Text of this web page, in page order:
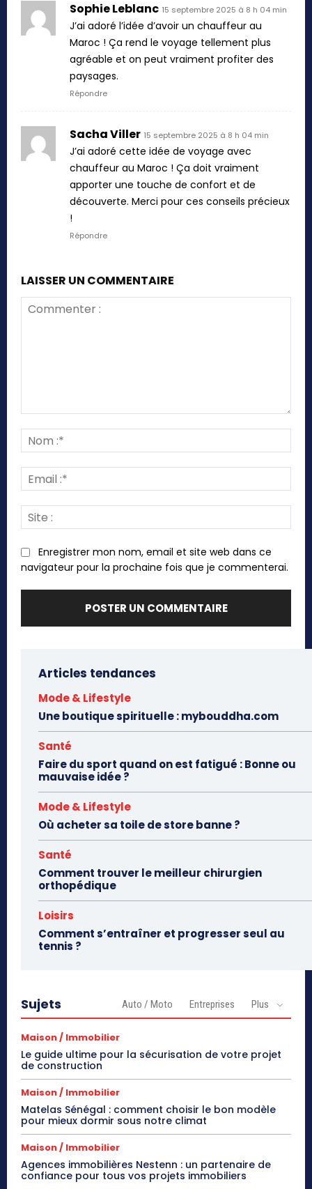
Sophie Leblanc 15 septembre 2025 à 8 h 04 min
J’ai adoré l’idée d’avoir un chauffeur au
Maroc ! Ça rend le voyage tellement plus
agréable et on peut vraiment profiter des
paysages.
Répondre
Sacha Viller 15 septembre 2025 à 8 h 04 min
J’ai adoré cette idée de voyage avec
chauffeur au Maroc ! Ça doit vraiment
apporter une touche de confort et de
découverte. Merci pour ces conseils précieux
!
Répondre
LAISSER UN COMMENTAIRE
:*
:*
:
Enregistrer mon nom, email et site web dans ce
navigateur pour la prochaine fois que je commenterai.
Articles tendances
Mode & Lifestyle
Une boutique spirituelle : mybouddha.com
Santé
Faire du sport quand on est fatigué : Bonne ou
mauvaise idée ?
Mode & Lifestyle
Où acheter sa toile de store banne ?
Santé
Comment trouver le meilleur chirurgien
orthopédique
Loisirs
Comment s’entraîner et progresser seul au
tennis ?
Sujets Auto / Moto Entreprises Plus
Maison / Immobilier
Le guide ultime pour la sécurisation de votre projet
de construction
Maison / Immobilier
Matelas Sénégal : comment choisir le bon modèle
pour mieux dormir sous notre climat
Maison / Immobilier
Agences immobilières Nestenn : un partenaire de
confiance pour tous vos projets immobiliers